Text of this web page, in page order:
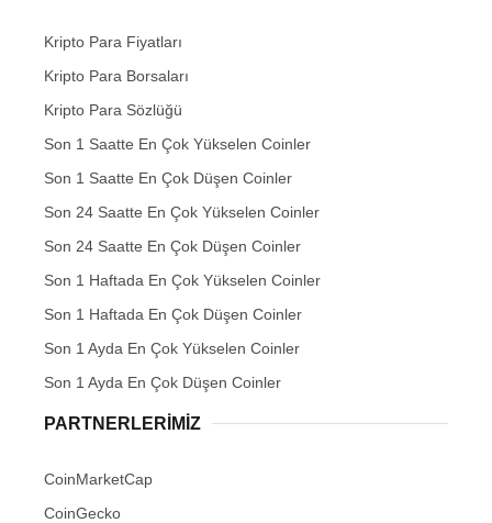
Kripto Para Fiyatları
Kripto Para Borsaları
Kripto Para Sözlüğü
Son 1 Saatte En Çok Yükselen Coinler
Son 1 Saatte En Çok Düşen Coinler
Son 24 Saatte En Çok Yükselen Coinler
Son 24 Saatte En Çok Düşen Coinler
Son 1 Haftada En Çok Yükselen Coinler
Son 1 Haftada En Çok Düşen Coinler
Son 1 Ayda En Çok Yükselen Coinler
Son 1 Ayda En Çok Düşen Coinler
PARTNERLERIMIZ
CoinMarketCap
CoinGecko